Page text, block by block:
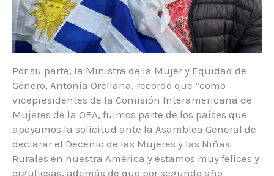
Por su parte, la Ministra de la Mujer y Equidad de
Género, Antonia Orellana, recordó que “como
vicepresidentes de la Comisión Interamericana de
Mujeres de la OEA, fuimos parte de los países que
apoyamos la solicitud ante la Asamblea General de
declarar el Decenio de las Mujeres y las Niñas
Rurales en nuestra América y estamos muy felices y
orgullosas, además de que por segundo año